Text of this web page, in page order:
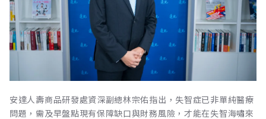
安達人壽商品研發處資深副總林宗佑指出，失智症已非單純醫療
問題，需及早盤點現有保障缺口與財務風險，才能在失智海嘯來